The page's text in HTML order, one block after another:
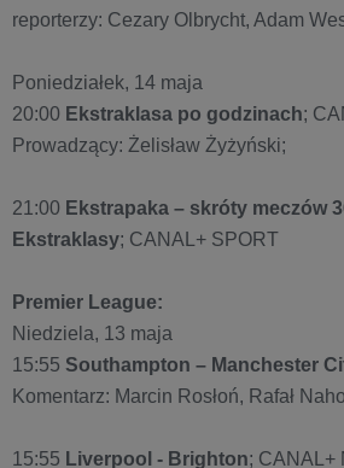
reporterzy: Cezary Olbrycht, Adam
Poniedziałek, 14 maja
20:00 Ekstraklasa po godzinach;
Prowadzący: Żelisław Żyżyński;
21:00 Ekstrapaka – skróty meczów
Ekstraklasy; CANAL+ SPORT
Premier League:
Niedziela, 13 maja
15:55 Southampton – Manchester
Komentarz: Marcin Rosłoń, Rafał
15:55 Liverpool - Brighton; CANAL+